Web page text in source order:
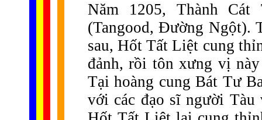
Năm 1205, Thành
(Tangood, Đường Ngột).
sau, Hốt Tất Liệt cung
đảnh, rồi tôn xưng vị
Tại hoàng cung Bát Tư
với các đạo sĩ người Tàu